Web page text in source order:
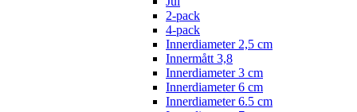
2-pack
4-pack
Innerdiameter 2,5 cm
Innermått 3,8
Innerdiameter 3 cm
Innerdiameter 6 cm
Innerdiameter 6.5 cm